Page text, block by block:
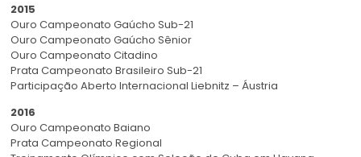
2015
Ouro Campeonato Gaúcho Sub-21
Ouro Campeonato Gaúcho Sênior
Ouro Campeonato Citadino
Prata Campeonato Brasileiro Sub-21
Participação Aberto Internacional Liebnitz – Áustria
2016
Ouro Campeonato Baiano
Prata Campeonato Regional